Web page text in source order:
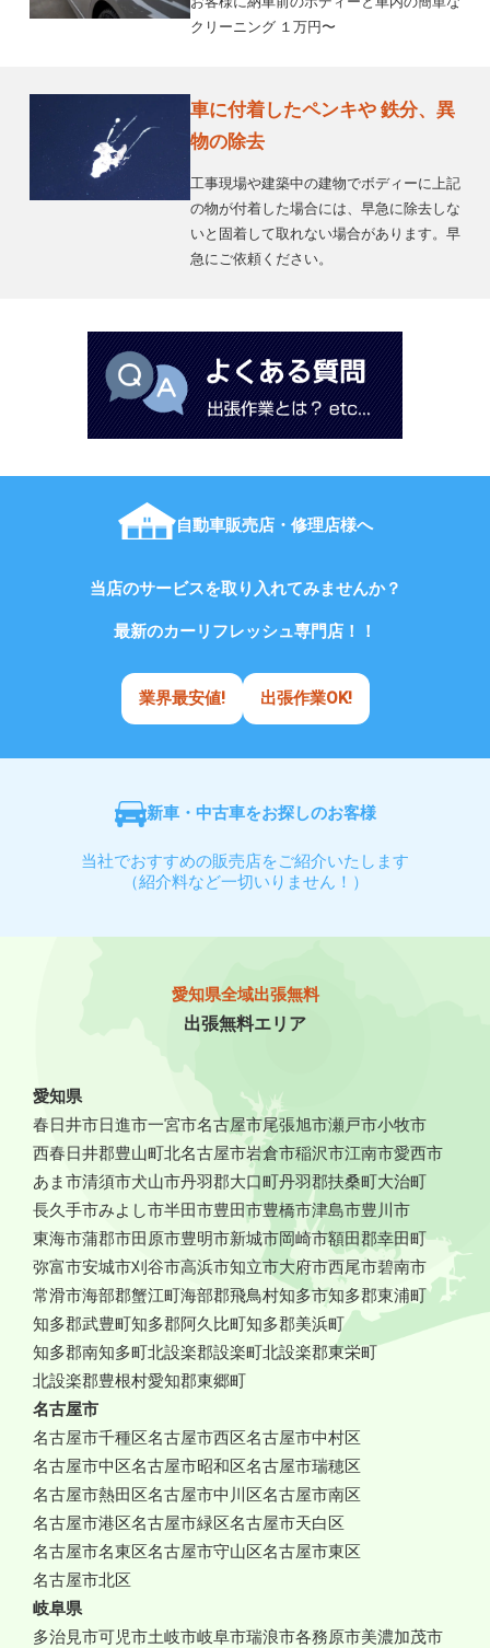
クリーニング １万円〜
車に付着したペンキや 鉄分、異
物の除去
工事現場や建築中の建物でボディーに上記
の物が付着した場合には、早急に除去しな
いと固着して取れない場合があります。早
急にご依頼ください。
自動車販売店・修理店様へ
当店のサービスを取り入れてみませんか？
最新のカーリフレッシュ専門店！！
業界最安値! 出張作業OK!
新車・中古車をお探しのお客様
当社でおすすめの販売店をご紹介いたします
（紹介料など一切いりません！）
愛知県全域出張無料
出張無料エリア
愛知県
春日井市日進市一宮市名古屋市尾張旭市瀬戸市小牧市
西春日井郡豊山町北名古屋市岩倉市稲沢市江南市愛西市
あま市清須市犬山市丹羽郡大口町丹羽郡扶桑町大治町
長久手市みよし市半田市豊田市豊橋市津島市豊川市
東海市蒲郡市田原市豊明市新城市岡崎市額田郡幸田町
弥富市安城市刈谷市高浜市知立市大府市西尾市碧南市
常滑市海部郡蟹江町海部郡飛鳥村知多市知多郡東浦町
知多郡武豊町知多郡阿久比町知多郡美浜町
知多郡南知多町北設楽郡設楽町北設楽郡東栄町
北設楽郡豊根村愛知郡東郷町
名古屋市
名古屋市千種区名古屋市西区名古屋市中村区
名古屋市中区名古屋市昭和区名古屋市瑞穂区
名古屋市熱田区名古屋市中川区名古屋市南区
名古屋市港区名古屋市緑区名古屋市天白区
名古屋市名東区名古屋市守山区名古屋市東区
名古屋市北区
岐阜県
多治見市可児市土岐市岐阜市瑞浪市各務原市美濃加茂市